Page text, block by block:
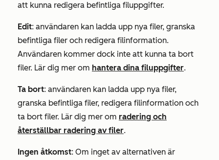
att kunna redigera befintliga filuppgifter.
Edit: användaren kan ladda upp nya filer, granska
befintliga filer och redigera filinformation.
Användaren kommer dock inte att kunna ta bort
filer. Lär dig mer om hantera dina filuppgifter.
Ta bort: användaren kan ladda upp nya filer,
granska befintliga filer, redigera filinformation och
ta bort filer. Lär dig mer om radering och
återställbar radering av filer.
Ingen åtkomst: Om inget av alternativen är